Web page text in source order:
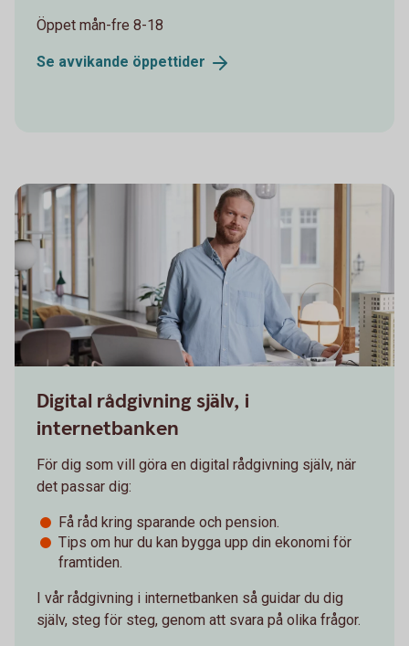
Öppet mån-fre 8-18
Se avvikande öppettider
Digital rådgivning själv, i
internetbanken
För dig som vill göra en digital rådgivning själv, när
det passar dig:
Få råd kring sparande och pension.
Tips om hur du kan bygga upp din ekonomi för
framtiden.
I vår rådgivning i internetbanken så guidar du dig
själv, steg för steg, genom att svara på olika frågor.